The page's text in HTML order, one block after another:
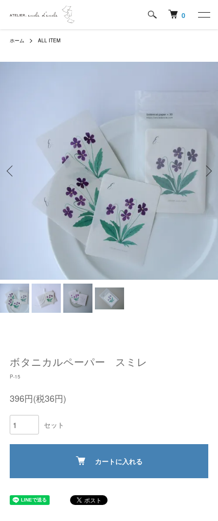
0
ホーム ALL ITEM
ボタニカルペーパー スミレ
P-15
396円(税36円)
セット
カートに入れる